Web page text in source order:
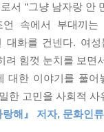
색과 이념이 전혀
서로 오해하고 사랑
페미니스트로 살기
로 여자를 사랑했다
물도 진작에 없어
서 “그냥 남자랑 안
언 속에서 부대끼
대화를 건넨다. 여
려 힘껏 눈치를 보
대한 이야기를 풀
한 고민을 사회적 사
해』 저자, 문화인